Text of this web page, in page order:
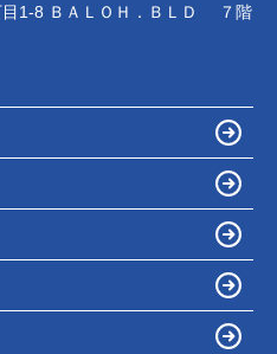
目1-8 ＢＡＬＯＨ．ＢＬＤ ７階